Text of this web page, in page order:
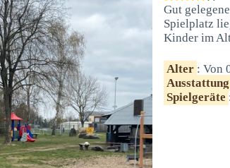
Gut
Spielplatz
Kinder im
Alter : Von
Ausstattung
Spielgeräte